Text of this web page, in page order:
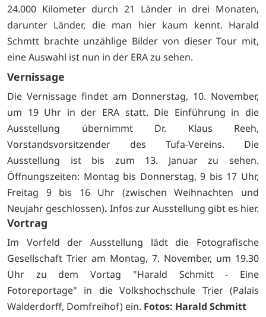
24.000 Kilometer durch 21 Länder in drei Monaten,
darunter Länder, die man hier kaum kennt. Harald
Schmtt brachte unzählige Bilder von dieser Tour mit,
eine Auswahl ist nun in der ERA zu sehen.
Vernissage
Die Vernissage findet am Donnerstag, 10. November,
um 19 Uhr in der ERA statt. Die Einführung in die
Ausstellung übernimmt Dr. Klaus Reeh,
Vorstandsvorsitzender des Tufa-Vereins. Die
Ausstellung ist bis zum 13. Januar zu sehen.
Öffnungszeiten: Montag bis Donnerstag, 9 bis 17 Uhr,
Freitag 9 bis 16 Uhr (zwischen Weihnachten und
Neujahr geschlossen). Infos zur Ausstellung gibt es hier.
Vortrag
Im Vorfeld der Ausstellung lädt die Fotografische
Gesellschaft Trier am Montag, 7. November, um 19.30
Uhr zu dem Vortag "Harald Schmitt - Eine
Fotoreportage" in die Volkshochschule Trier (Palais
Walderdorff, Domfreihof) ein. Fotos: Harald Schmitt